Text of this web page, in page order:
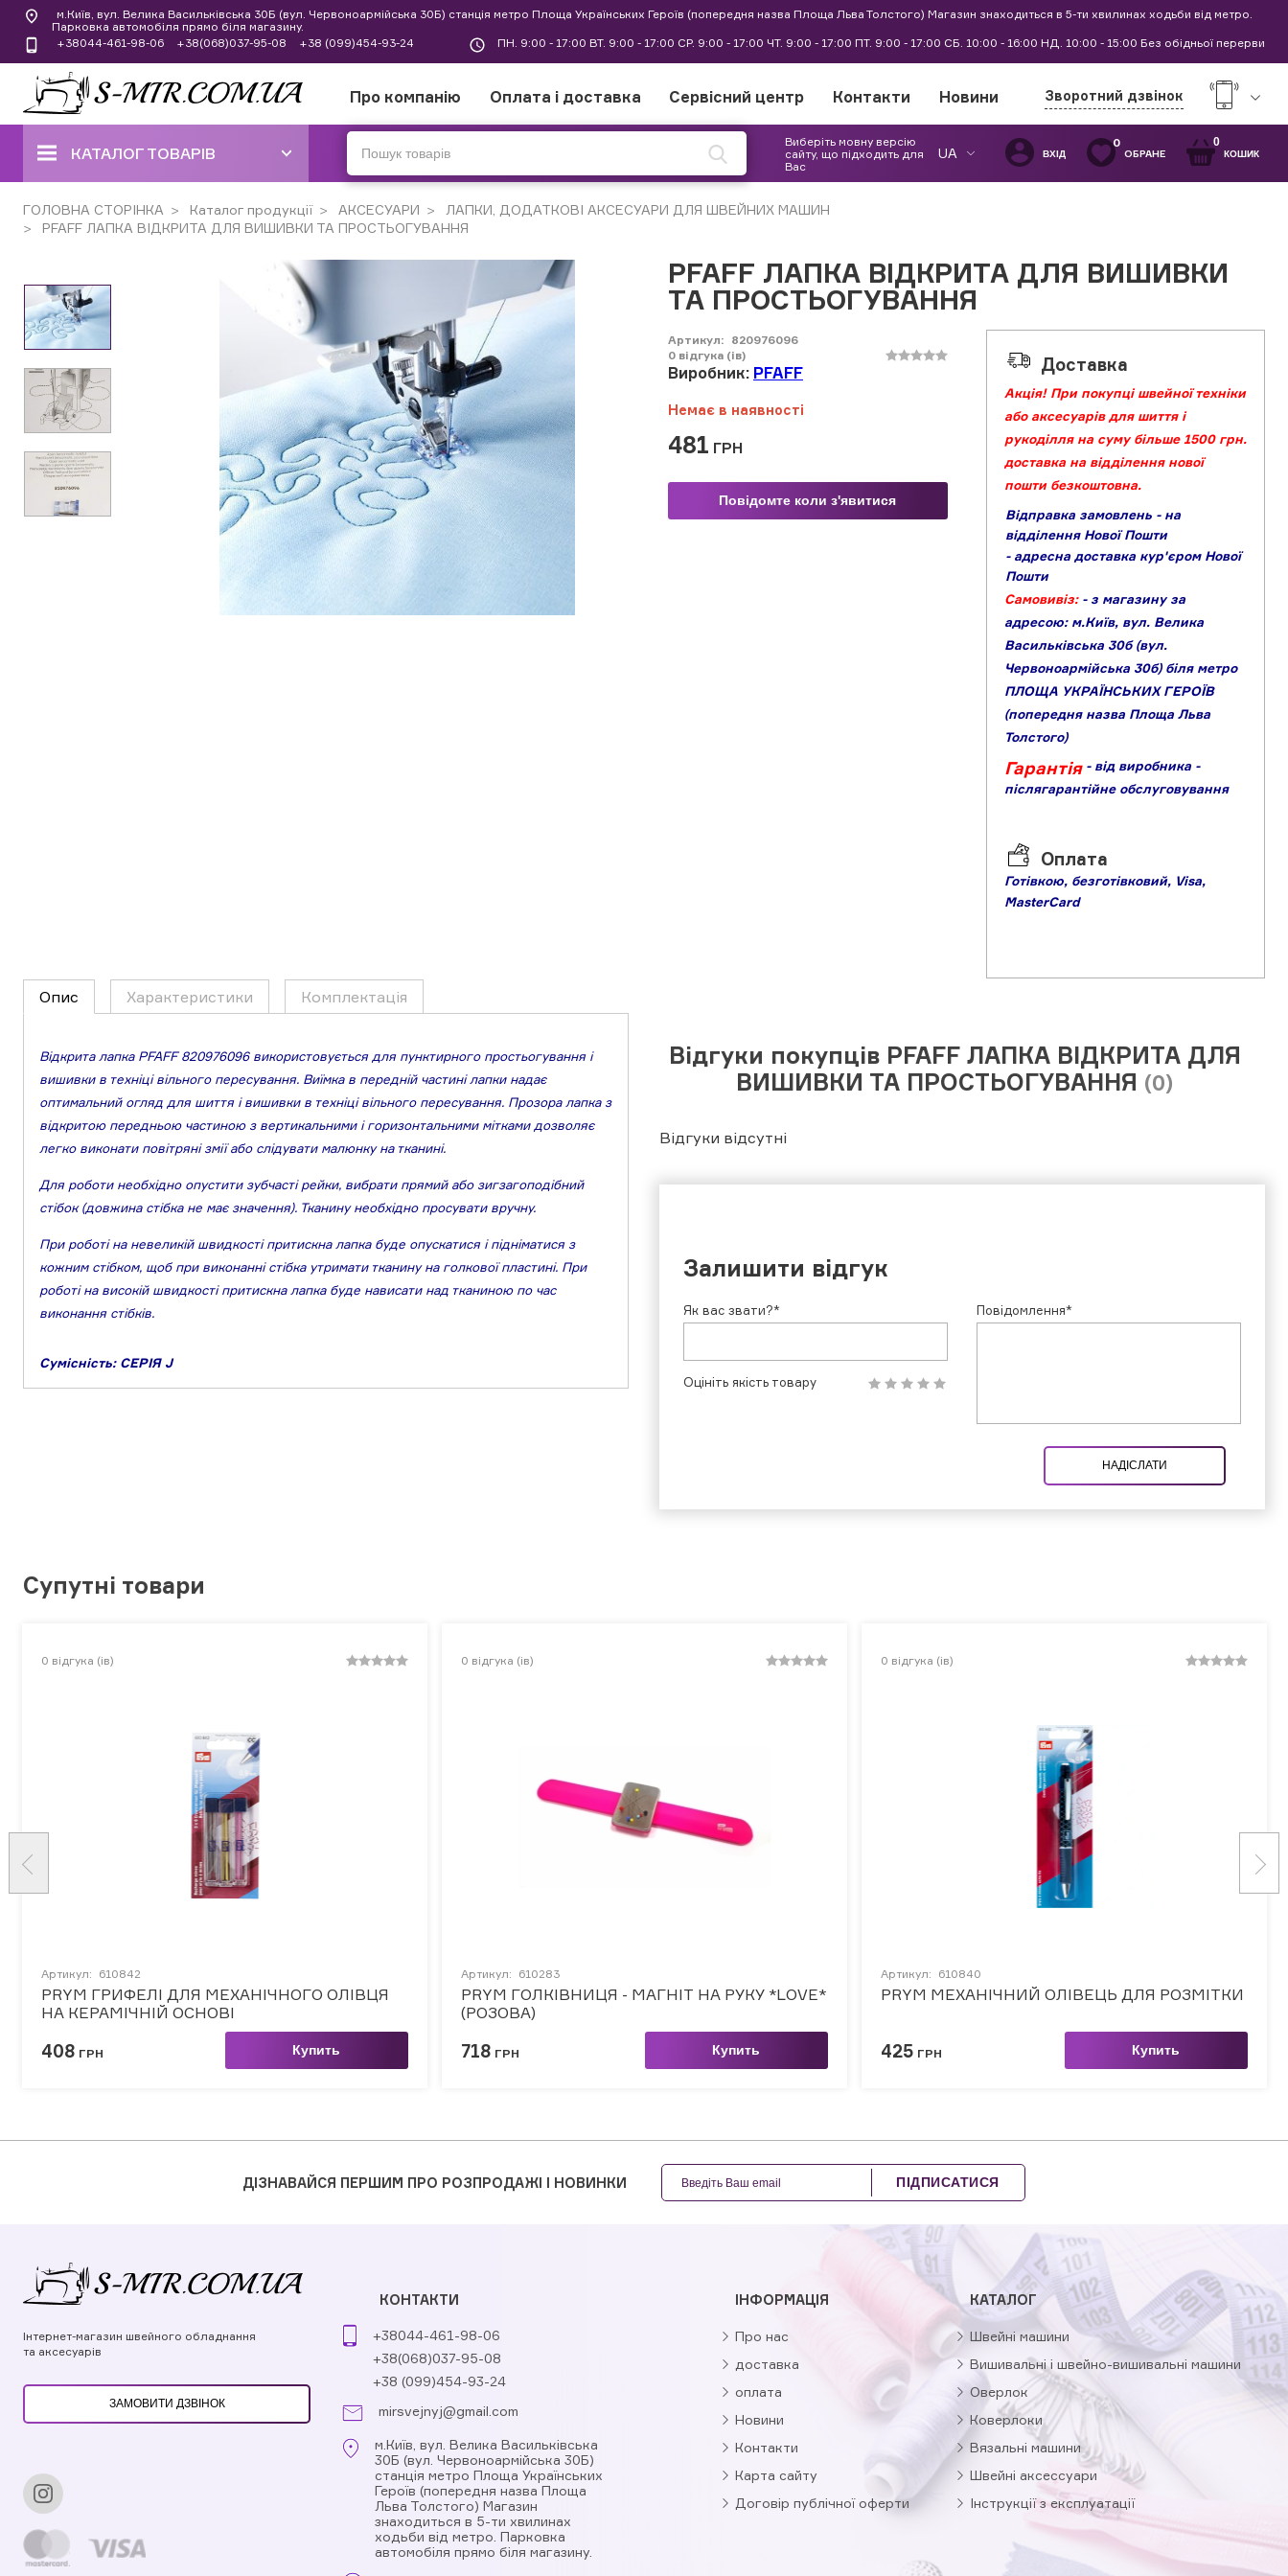
м.Київ, вул. Велика Васильківська 30Б (вул. Червоноармійська 30Б) станція метро Площа Українських Героїв (попередня назва Площа Льва Толстого) Магазин знаходиться в 5-ти хвилинах ходьби від метро.
Парковка автомобіля прямо біля магазину.
+38044-461-98-06
+38(068)037-95-08 +38 (099)454-93-24 ПН. 9:00 - 17:00 ВТ. 9:00 - 17:00 СР. 9:00 - 17:00 ЧТ. 9:00 - 17:00 ПТ. 9:00 - 17:00 СБ. 10:00 - 16:00 НД. 10:00 - 15:00 Без обідньої перерви
Про компанію Оплата і доставка Сервісний центр Контакти Новини Зворотний дзвінок
КАТАЛОГ ТОВАРІВ
ШВЕЙНІ МАШИНИ
ВИШИВАЛЬНІ ТА ШВЕЙНО-
ВИШИВАЛЬНІ МАШИНИ
ШВЕЙНІ МАШИНИ РУЧНОГО
СТІБКА
В'ЯЗАЛЬНІ МАШИНИ
АКСЕСУАРИ
БРЕНДИ
Виберіть мовну версію
сайту, що підходить для
Вас
UA ВХІД
0
ОБРАНЕ
0
КОШИК
ГОЛОВНА СТОРІНКА Каталог продукції АКСЕСУАРИ
ЛАПКИ, ДОДАТКОВІ АКСЕСУАРИ ДЛЯ ШВЕЙНИХ МАШИН
PFAFF ЛАПКА ВІДКРИТА ДЛЯ ВИШИВКИ ТА ПРОСТЬОГУВАННЯ
PFAFF ЛАПКА ВІДКРИТА ДЛЯ ВИШИВКИ
ТА ПРОСТЬОГУВАННЯ
Артикул: 820976096
0 відгука (ів)
Виробник: PFAFF
Немає в наявності
481 ГРН
Повідомте коли з'явитися
Доставка
Акція! При покупці швейної техніки
або аксесуарів для шиття і
рукоділля на суму більше 1500 грн.
доставка на відділення нової
пошти безкоштовна.
Відправка замовлень - на
відділення Нової Пошти
- адресна доставка кур'єром Нової
Пошти
Самовивіз: - з магазину за
адресою: м.Київ, вул. Велика
Васильківська 30б (вул.
Червоноармійська 30б) біля метро
ПЛОЩА УКРАЇНСЬКИХ ГЕРОЇВ
(попередня назва Площа Льва
Толстого)
Гарантія - від виробника -
післягарантійне обслуговування
Оплата
Готівкою, безготівковий, Visa,
MasterCard
Опис Характеристики Комплектація
Відкрита лапка PFAFF 820976096 використовується для пунктирного простьогування і
вишивки в техніці вільного пересування. Виїмка в передній частині лапки надає
оптимальний огляд для шиття і вишивки в техніці вільного пересування. Прозора лапка з
відкритою передньою частиною з вертикальними і горизонтальними мітками дозволяє
легко виконати повітряні змії або слідувати малюнку на тканині.
Для роботи необхідно опустити зубчасті рейки, вибрати прямий або зигзагоподібний
стібок (довжина стібка не має значення). Тканину необхідно просувати вручну.
При роботі на невеликій швидкості притискна лапка буде опускатися і підніматися з
кожним стібком, щоб при виконанні стібка утримати тканину на голкової пластині. При
роботі на високій швидкості притискна лапка буде нависати над тканиною по час
виконання стібків.
Сумісність: СЕРІЯ J
Відгуки покупців PFAFF ЛАПКА ВІДКРИТА ДЛЯ
ВИШИВКИ ТА ПРОСТЬОГУВАННЯ (0)
Відгуки відсутні
Залишити відгук
Повідомлення*
Як вас звати?*
Оцініть якість товару
НАДІСЛАТИ
Супутні товари
0 відгука (ів)
Артикул: 610842
PRYM ГРИФЕЛІ ДЛЯ МЕХАНІЧНОГО ОЛІВЦЯ
НА КЕРАМІЧНІЙ ОСНОВІ
408 ГРН Купить
0 відгука (ів)
Артикул: 610283
PRYM ГОЛКІВНИЦЯ - МАГНІТ НА РУКУ *LOVE*
(РОЗОВА)
718 ГРН Купить
0 відгука (ів)
Артикул: 610840
PRYM МЕХАНІЧНИЙ ОЛІВЕЦЬ ДЛЯ РОЗМІТКИ
425 ГРН Купить
ДІЗНАВАЙСЯ ПЕРШИМ ПРО РОЗПРОДАЖІ І НОВИНКИ ПІДПИСАТИСЯ
Інтернет-магазин швейного обладнання
та аксесуарів
ЗАМОВИТИ ДЗВІНОК
КОНТАКТИ
+38044-461-98-06
+38(068)037-95-08
+38 (099)454-93-24
mirsvejnyj@gmail.com
м.Київ, вул. Велика Васильківська
30Б (вул. Червоноармійська 30Б)
станція метро Площа Українських
Героїв (попередня назва Площа
Льва Толстого) Магазин
знаходиться в 5-ти хвилинах
ходьби від метро. Парковка
автомобіля прямо біля магазину.
ІНФОРМАЦІЯ
Про нас
доставка
оплата
Новини
Контакти
Карта сайту
Договір публічної оферти
КАТАЛОГ
Швейні машини
Вишивальні і швейно-вишивальні машини
Оверлок
Коверлоки
Вязальні машини
Швейні аксессуари
Інструкції з експлуатації